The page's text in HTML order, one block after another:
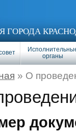
ГОРОДА
органы
» О